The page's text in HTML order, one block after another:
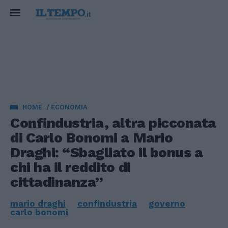
HOME ECONOMIA
Confindustria, altra picconata
di Carlo Bonomi a Mario
Draghi: “Sbagliato il bonus a
chi ha il reddito di
cittadinanza”
mario draghi confindustria
governo
carlo bonomi